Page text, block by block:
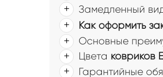
Замедленный
Как оформить
Основные
Цвета ковриков
Гарантийные